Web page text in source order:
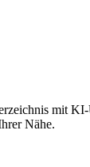
mit
Nähe.